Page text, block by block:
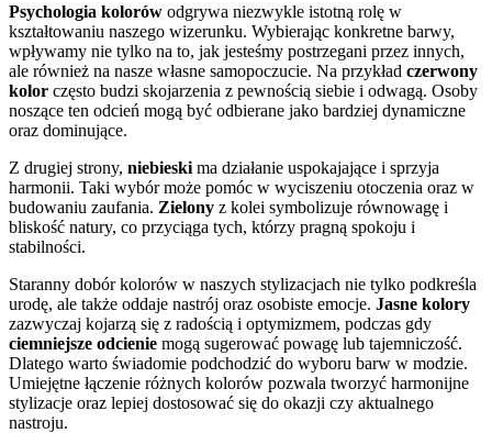
Psychologia kolorów odgrywa niezwykle istotną rolę w
kształtowaniu naszego wizerunku. Wybierając konkretne barwy,
wpływamy nie tylko na to, jak jesteśmy postrzegani przez innych,
ale również na nasze własne samopoczucie. Na przykład czerwony
kolor często budzi skojarzenia z pewnością siebie i odwagą. Osoby
noszące ten odcień mogą być odbierane jako bardziej dynamiczne
oraz dominujące.
Z drugiej strony, niebieski ma działanie uspokajające i sprzyja
harmonii. Taki wybór może pomóc w wyciszeniu otoczenia oraz w
budowaniu zaufania. Zielony z kolei symbolizuje równowagę i
bliskość natury, co przyciąga tych, którzy pragną spokoju i
stabilności.
Staranny dobór kolorów w naszych stylizacjach nie tylko podkreśla
urodę, ale także oddaje nastrój oraz osobiste emocje. Jasne kolory
zazwyczaj kojarzą się z radością i optymizmem, podczas gdy
ciemniejsze odcienie mogą sugerować powagę lub tajemniczość.
Dlatego warto świadomie podchodzić do wyboru barw w modzie.
Umiejętne łączenie różnych kolorów pozwala tworzyć harmonijne
stylizacje oraz lepiej dostosować się do okazji czy aktualnego
nastroju.